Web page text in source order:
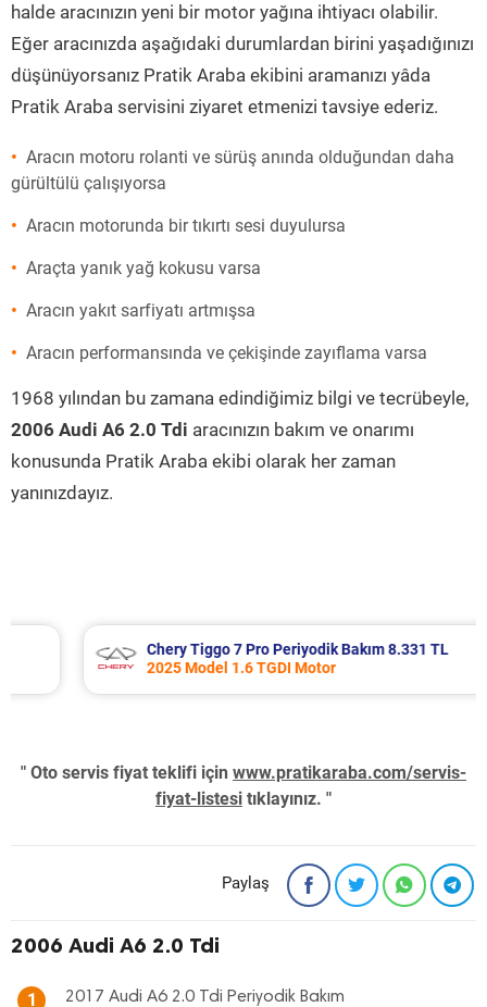
halde aracınızın yeni bir motor yağına ihtiyacı olabilir.
Eğer aracınızda aşağıdaki durumlardan birini yaşadığınızı
düşünüyorsanız Pratik Araba ekibini aramanızı yâda
Pratik Araba servisini ziyaret etmenizi tavsiye ederiz.
Aracın motoru rolanti ve sürüş anında olduğundan daha
gürültülü çalışıyorsa
Aracın motorunda bir tıkırtı sesi duyulursa
Araçta yanık yağ kokusu varsa
Aracın yakıt sarfiyatı artmışsa
Aracın performansında ve çekişinde zayıflama varsa
1968 yılından bu zamana edindiğimiz bilgi ve tecrübeyle,
2006 Audi A6 2.0 Tdi aracınızın bakım ve onarımı
konusunda Pratik Araba ekibi olarak her zaman
yanınızdayız.
Chery Tiggo 7 Pro Periyodik Bakım 8.331 TL
2025 Model 1.6 TGDI Motor
" Oto servis fiyat teklifi için www.pratikaraba.com/servis-
fiyat-listesi tıklayınız. "
Paylaş
2006 Audi A6 2.0 Tdi
1 2017 Audi A6 2.0 Tdi Periyodik Bakım